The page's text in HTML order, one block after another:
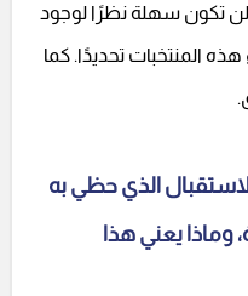
تكون سهلة نظرًا لوجود
المنتخبات تحديدًا. كما
الذي حظي به
وماذا يعني هذا